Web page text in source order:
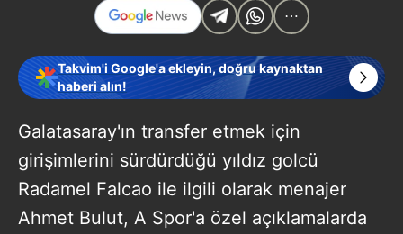
Takvim'i Google'a ekleyin, doğru kaynaktan
haberi alın!
Galatasaray'ın transfer etmek için
girişimlerini sürdürdüğü yıldız golcü
Radamel Falcao ile ilgili olarak menajer
Ahmet Bulut, A Spor'a özel açıklamalarda